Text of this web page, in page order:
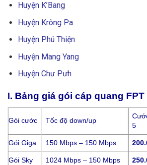
Huyện K’Bang
Huyện Krông Pa
Huyện Phú Thiện
Huyện Mang Yang
Huyện Chư Pưh
I. Bảng giá gói cáp quang FPT
Gói cước Tốc độ down/up
5
Gói Giga 150 Mbps – 150 Mbps
Gói Sky 1024 Mbps – 150 Mbps